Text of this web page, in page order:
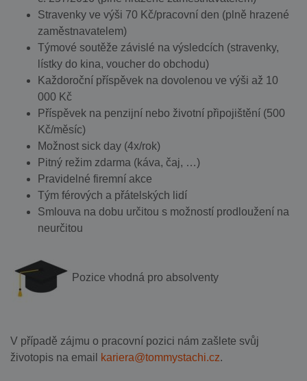
Stravenky ve výši 70 Kč/pracovní den (plně hrazené
zaměstnavatelem)
Týmové soutěže závislé na výsledcích (stravenky,
lístky do kina, voucher do obchodu)
Každoroční příspěvek na dovolenou ve výši až 10
000 Kč
Příspěvek na penzijní nebo životní připojištění (500
Kč/měsíc)
Možnost sick day (4x/rok)
Pitný režim zdarma (káva, čaj, …)
Pravidelné firemní akce
Tým férových a přátelských lidí
Smlouva na dobu určitou s možností prodloužení na
neurčitou
Pozice vhodná pro absolventy
V případě zájmu o pracovní pozici nám zašlete svůj
životopis na email
kariera@tommystachi.cz.